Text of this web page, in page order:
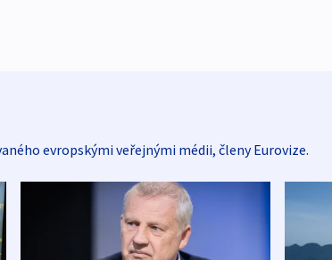
evropskými veřejnými médii, členy Eurovize.